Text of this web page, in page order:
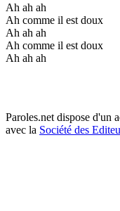
Ah ah ah
Ah comme il est doux
Ah ah ah
Ah comme il est doux
Ah ah ah
Paroles.net dispose d'un
avec la Société des